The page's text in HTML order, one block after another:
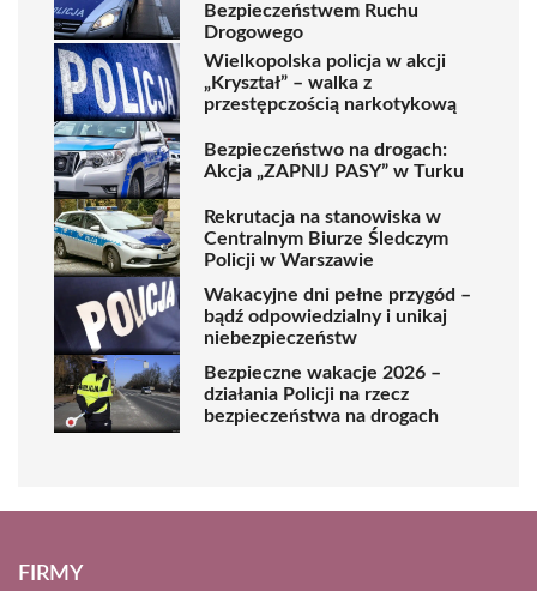
Bezpieczeństwem Ruchu
Drogowego
Wielkopolska policja w akcji
„Kryształ” – walka z
przestępczością narkotykową
Bezpieczeństwo na drogach:
Akcja „ZAPNIJ PASY” w Turku
Rekrutacja na stanowiska w
Centralnym Biurze Śledczym
Policji w Warszawie
Wakacyjne dni pełne przygód –
bądź odpowiedzialny i unikaj
niebezpieczeństw
Bezpieczne wakacje 2026 –
działania Policji na rzecz
bezpieczeństwa na drogach
FIRMY